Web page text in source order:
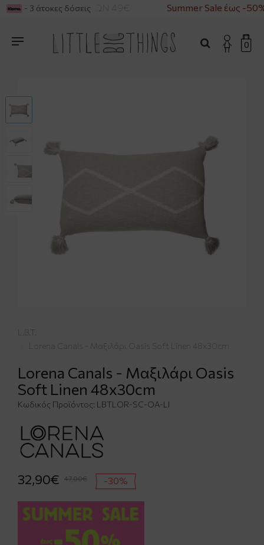
ΑΓΟΡΕΣ ΑΝΩ ΤΩΝ 49€ Summer Sale έως -50%
- 3 άτοκες δόσεις
0
L.B.T.
Lorena Canals - Μαξιλάρι Oasis Soft Linen 48x30cm
Lorena Canals - Μαξιλάρι Oasis
Soft Linen 48x30cm
Κωδικός Προϊόντος: LBTLOR-SC-OA-LI
32,90€ 47,00€ -30%